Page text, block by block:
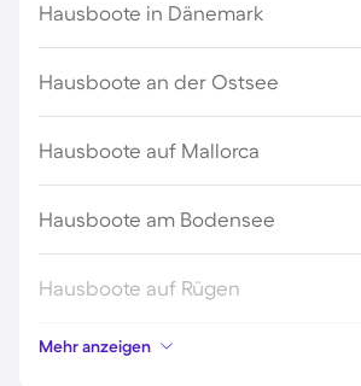
Hausboote in Dänemark
Hausboote an der Ostsee
Hausboote auf Mallorca
Hausboote am Bodensee
Hausboote auf Rügen
Hausboote an der Nordsee
Mehr anzeigen